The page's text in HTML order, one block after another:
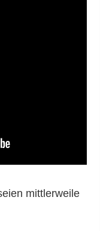
mittlerweile